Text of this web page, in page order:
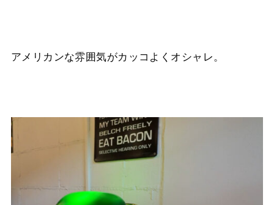
アメリカンな雰囲気がカッコよくオシャレ。